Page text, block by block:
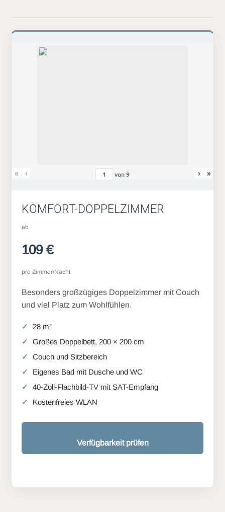
« ‹ von9 › »
KOMFORT-DOPPELZIMMER
ab
109 €
pro Zimmer/Nacht
Besonders großzügiges Doppelzimmer mit Couch
und viel Platz zum Wohlfühlen.
28 m²
Großes Doppelbett, 200 × 200 cm
Couch und Sitzbereich
Eigenes Bad mit Dusche und WC
40-Zoll-Flachbild-TV mit SAT-Empfang
Kostenfreies WLAN
Verfügbarkeit prüfen